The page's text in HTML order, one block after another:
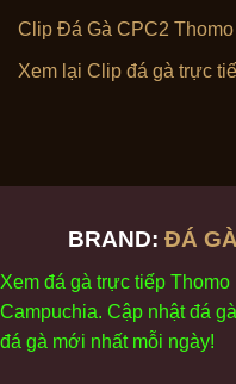
Clip Đá Gà CPC2
Xem lại Clip đá gà trực
BRAND: ĐÁ
Xem đá gà trực tiếp Thomo
Campuchia. Cập nhậtđá gà
đá gà mới nhất mỗi ngày!